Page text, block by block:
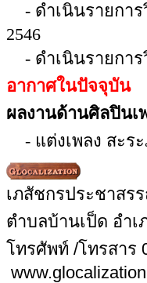
- ดำเนินรายการ
2546
- ดำเนินรายการ
อากาศในปัจจุบัน
ผลงานด้านศิลปินเ
- แต่งเพลง สะร
เภสัชกรประชาส
ตำบลบ้านเป็ด อำ
โทรศัพท์ /โทรสาร